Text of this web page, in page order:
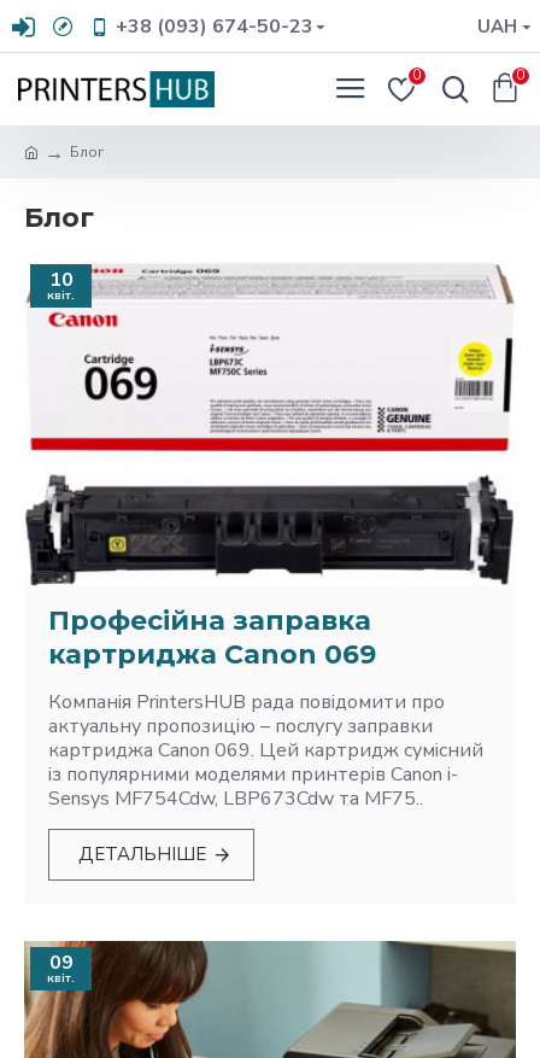
+38 (093) 674-50-23 UAH
0 0
Блог
Блог
10
квіт.
Професійна заправка
картриджа Canon 069
Компанія PrintersHUB рада повідомити про
актуальну пропозицію – послугу заправки
картриджа Canon 069. Цей картридж сумісний
із популярними моделями принтерів Canon i-
Sensys MF754Cdw, LBP673Cdw та MF75..
ДЕТАЛЬНІШЕ
09
квіт.